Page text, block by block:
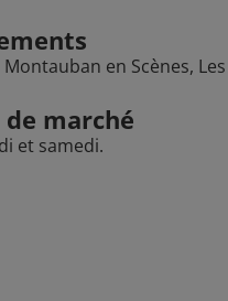
Montauban en Scènes,
de marché
et samedi.